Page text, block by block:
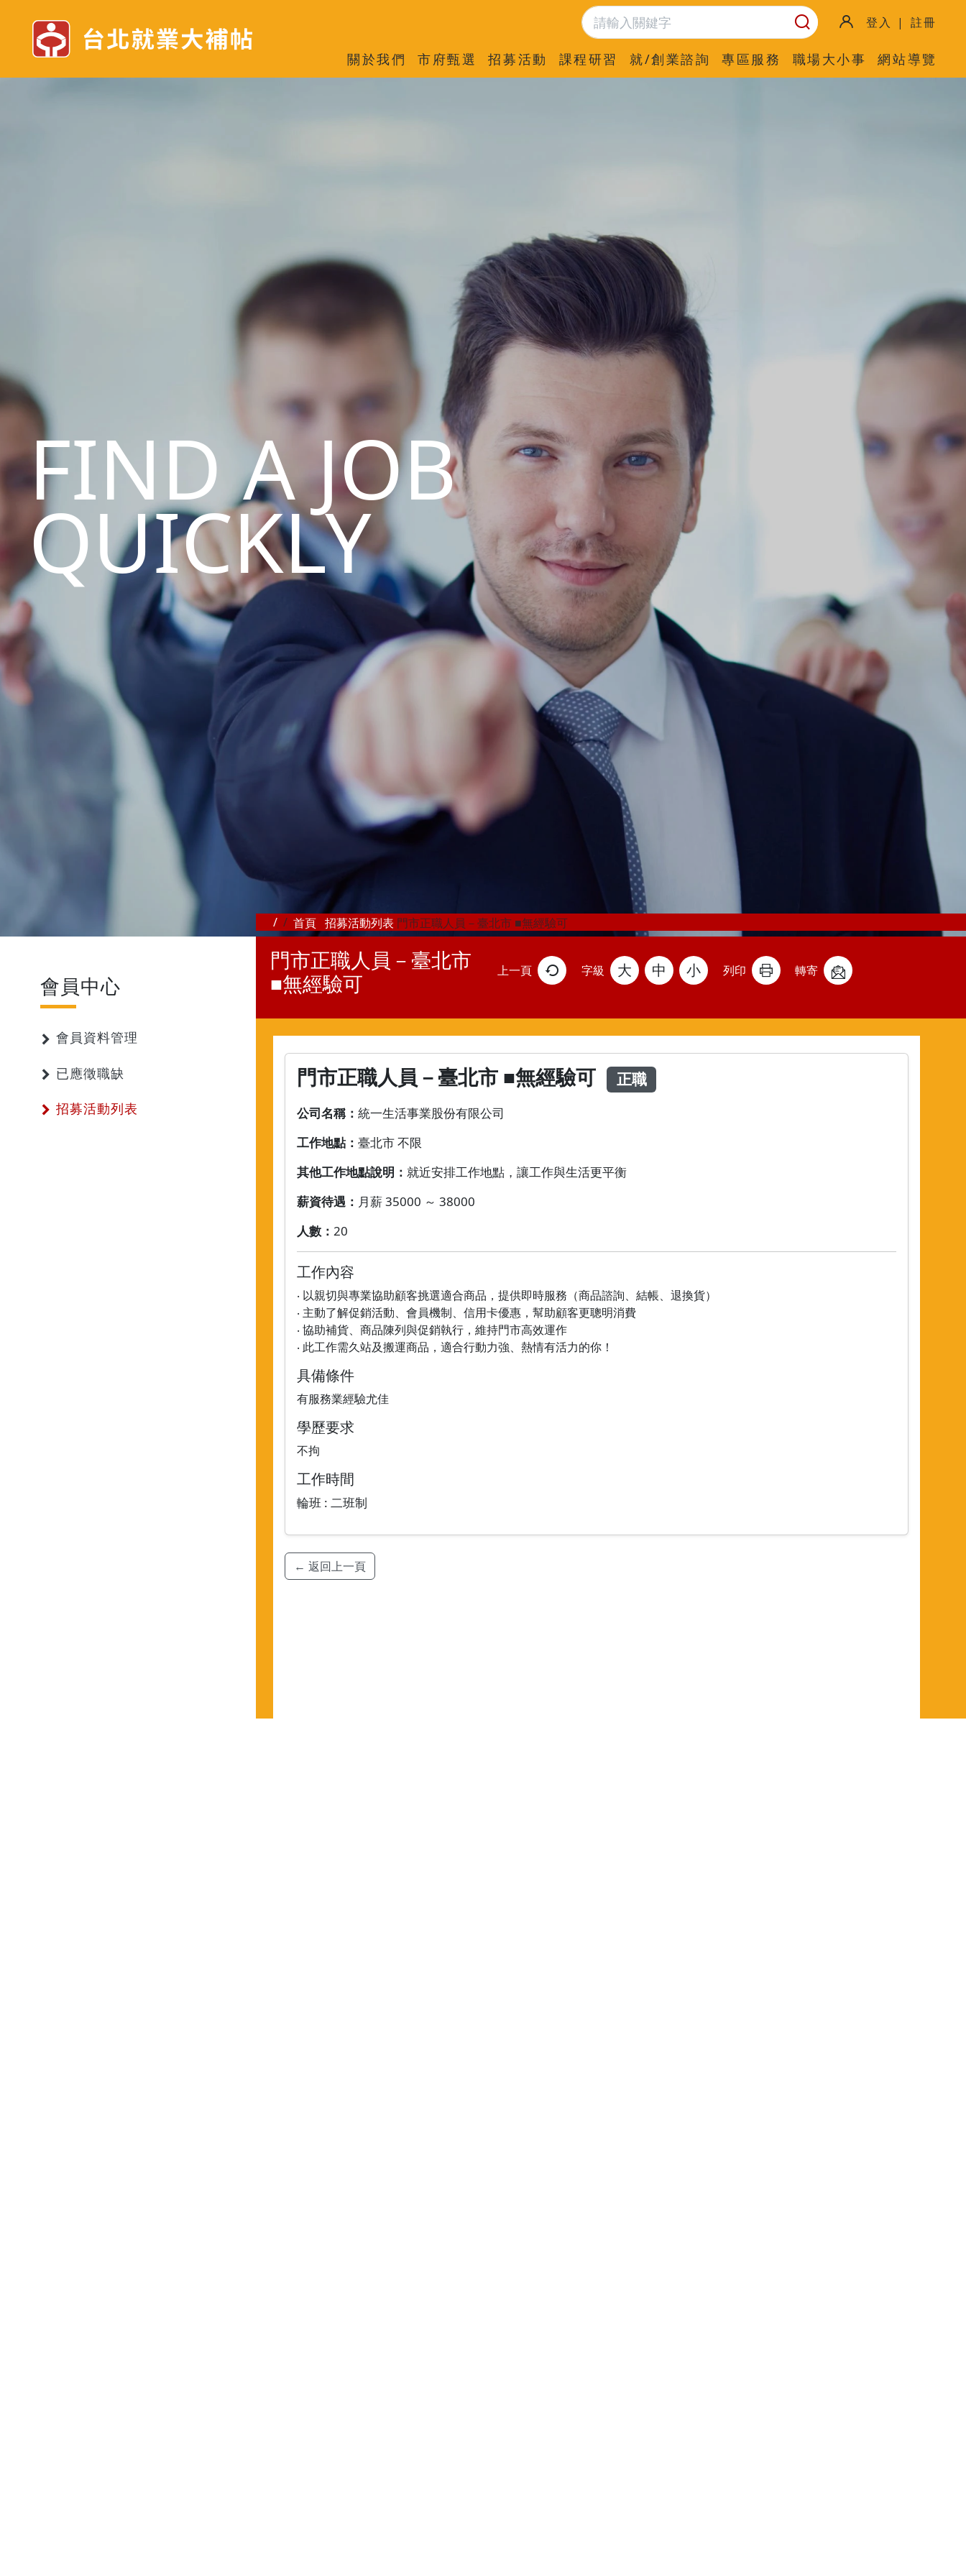
登入 | 註冊
關於我們 市府甄選 招募活動 課程研習 就/創業諮詢 專區服務 職場大小事 網站導覽
FIND A JOB
QUICKLY
首頁 招募活動列表 門市正職人員－臺北市 ■無經驗可
門市正職人員－臺北市
■無經驗可
上一頁 字級 大 中 小 列印 轉寄
會員中心
會員資料管理
已應徵職缺
招募活動列表
門市正職人員－臺北市 ■無經驗可 正職
公司名稱：統一生活事業股份有限公司
工作地點：臺北市 不限
其他工作地點說明：就近安排工作地點，讓工作與生活更平衡
薪資待遇： 月薪 35000 ～ 38000
人數：20
工作內容
‧ 以親切與專業協助顧客挑選適合商品，提供即時服務（商品諮詢、結帳、退換貨）
‧ 主動了解促銷活動、會員機制、信用卡優惠，幫助顧客更聰明消費
‧ 協助補貨、商品陳列與促銷執行，維持門市高效運作
‧ 此工作需久站及搬運商品，適合行動力強、熱情有活力的你！
具備條件
有服務業經驗尤佳
學歷要求
不拘
工作時間
輪班 : 二班制
← 返回上一頁